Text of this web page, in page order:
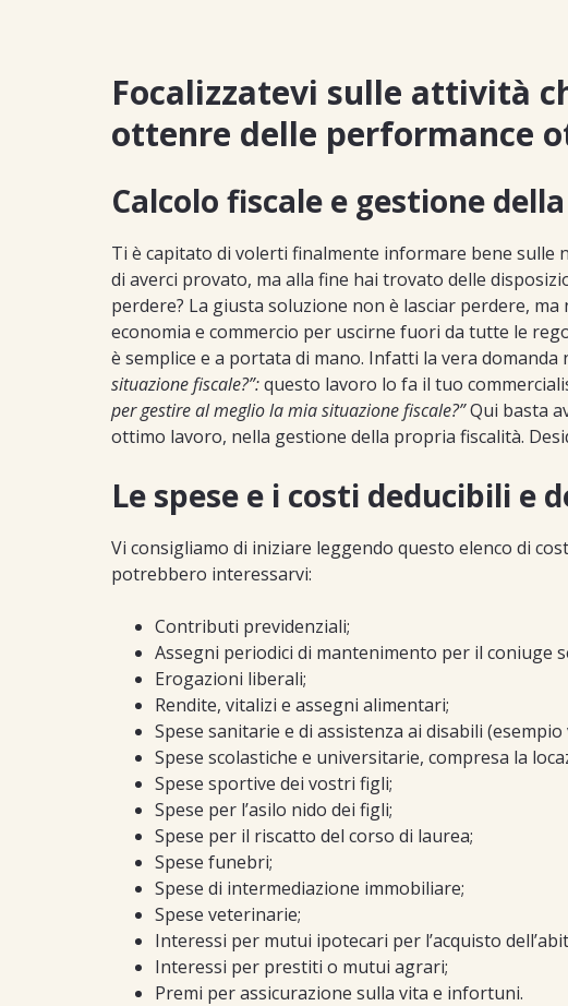
Focalizzatevi sulle attività
ottenre delle performance
Calcolo fiscale e gestione
Ti è capitato di volerti finalmente informare bene sulle
di averci provato, ma alla fine hai trovato delle
perdere? La giusta soluzione non è lasciar perdere,
economia e commercio per uscirne fuori da tutte le
è semplice e a portata di mano. Infatti la vera domanda
situazione fiscale?”:questo lavoro lo fa il tuo
per gestire al meglio la mia situazione fiscale?”Qui basta
ottimo lavoro, nella gestione della propria fiscalità.
Le spese e i costi deducibili e
Vi consigliamo di iniziare leggendo questo elenco di
potrebbero interessarvi:
Contributi previdenziali;
Assegni periodici di mantenimento per il coniuge
Erogazioni liberali;
Rendite, vitalizi e assegni alimentari;
Spese sanitarie e di assistenza ai disabili (esempio
Spese scolastiche e universitarie, compresa la
Spese sportive dei vostri figli;
Spese per l’asilo nido dei figli;
Spese per il riscatto del corso di laurea;
Spese funebri;
Spese di intermediazione immobiliare;
Spese veterinarie;
Interessi per mutui ipotecari per l’acquisto
Interessi per prestiti o mutui agrari;
Premi per assicurazione sulla vita e infortuni.